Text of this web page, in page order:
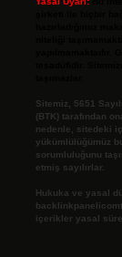
Sitemiz, 5651
(BTK) tarafından
nedenle, sitedeki
yükümlülüğümüz
sorumluluğunu
etmiş sayılırlar.
Hukuka ve yasal
içerikler yasal süre